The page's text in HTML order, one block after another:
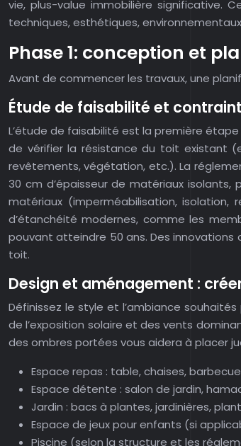
vie, plus-value immobilière significative.
techniques, esthétiques,
Phase 1: conception et
Avant de commencer les travaux, une
Étude de faisabilité et
L’étude de faisabilité est la première
de vérifier la résistance du toit existant
revêtements, végétation, etc.). La
30 cm d’épaisseur de matériaux isolants,
matériaux (imperméabilisation,
d’étanchéité modernes, comme les
pouvant atteindre 50 ans. Des
toit.
Design et aménagement :
Définissez le style et l’ambiance
de l’exposition solaire et des vents
des ombres portées vous aidera à placer
Espace repas : table, chaises,
Espace détente : salon de jardin,
Jardin : bacs à plantes, jardinières,
Espace de jeux pour enfants (si
Piscine (selon la structure et les